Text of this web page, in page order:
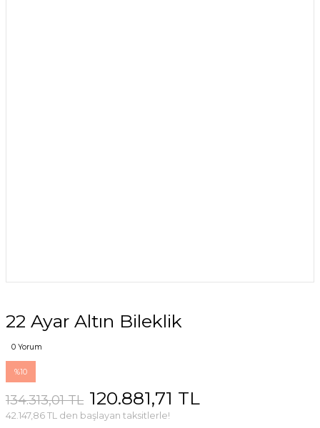
22 Ayar Altın Bileklik
0 Yorum
%10
134.313,01 TL 120.881,71 TL
42.147,86 TL den başlayan taksitlerle!